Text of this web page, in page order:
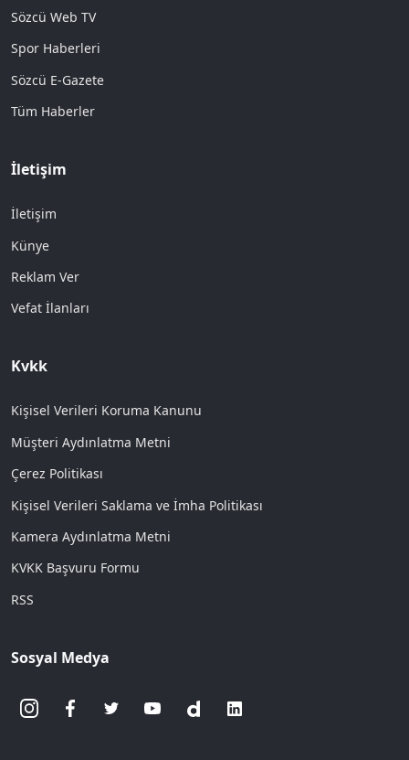
Sözcü Web TV
Spor Haberleri
Sözcü E-Gazete
Tüm Haberler
İletişim
İletişim
Künye
Reklam Ver
Vefat İlanları
Kvkk
Kişisel Verileri Koruma Kanunu
Müşteri Aydınlatma Metni
Çerez Politikası
Kişisel Verileri Saklama ve İmha Politikası
Kamera Aydınlatma Metni
KVKK Başvuru Formu
RSS
Sosyal Medya